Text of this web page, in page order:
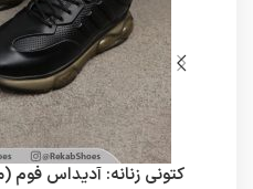
کتونی زنانه: آدیداس